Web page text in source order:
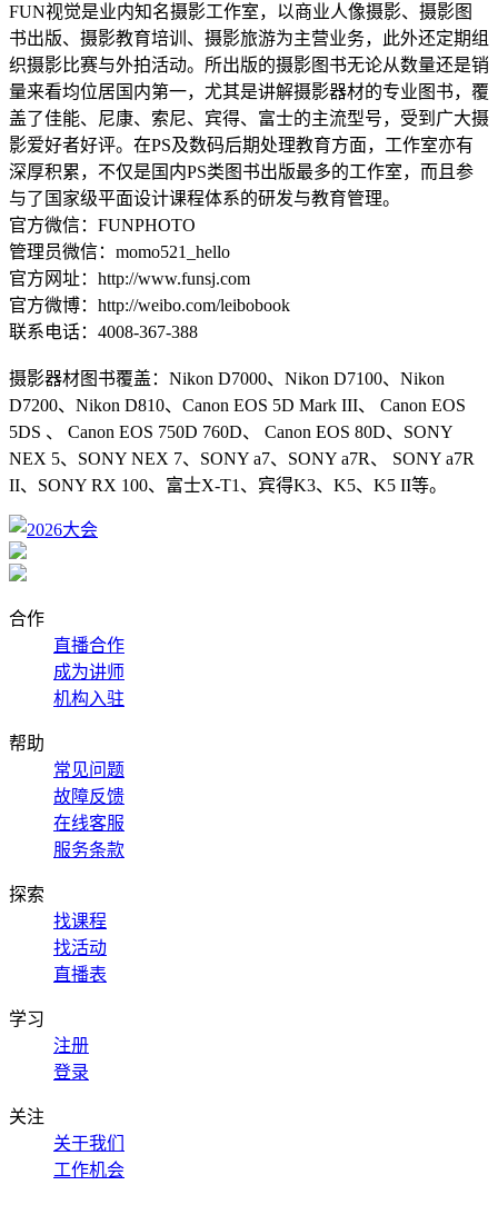
FUN视觉是业内知名摄影工作室，以商业人像摄影、摄影图
书出版、摄影教育培训、摄影旅游为主营业务，此外还定期组
织摄影比赛与外拍活动。所出版的摄影图书无论从数量还是销
量来看均位居国内第一，尤其是讲解摄影器材的专业图书，覆
盖了佳能、尼康、索尼、宾得、富士的主流型号，受到广大摄
影爱好者好评。在PS及数码后期处理教育方面，工作室亦有
深厚积累，不仅是国内PS类图书出版最多的工作室，而且参
与了国家级平面设计课程体系的研发与教育管理。
官方微信：FUNPHOTO
管理员微信：momo521_hello
官方网址：http://www.funsj.com
官方微博：http://weibo.com/leibobook
联系电话：4008-367-388
摄影器材图书覆盖：Nikon D7000、Nikon D7100、Nikon
D7200、Nikon D810、Canon EOS 5D Mark III、 Canon EOS
5DS 、 Canon EOS 750D 760D、 Canon EOS 80D、SONY
NEX 5、SONY NEX 7、SONY a7、SONY a7R、 SONY a7R
II、SONY RX 100、富士X-T1、宾得K3、K5、K5 II等。
合作
直播合作
成为讲师
机构入驻
帮助
常见问题
故障反馈
在线客服
服务条款
探索
找课程
找活动
直播表
学习
注册
登录
关注
关于我们
工作机会